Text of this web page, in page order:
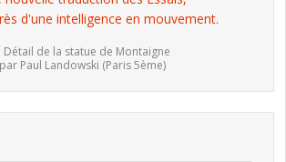
d'une intelligence en mouvement.
de la statue de Montaigne
par Paul Landowski (Paris 5ème)